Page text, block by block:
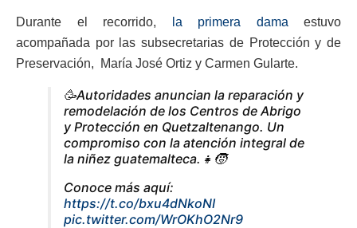
Durante el recorrido, la primera dama estuvo
acompañada por las subsecretarias de Protección y de
Preservación, María José Ortiz y Carmen Gularte.
🥳Autoridades anuncian la reparación y
remodelación de los Centros de Abrigo
y Protección en Quetzaltenango. Un
compromiso con la atención integral de
la niñez guatemalteca.👧🧒
Conoce más aquí:
https://t.co/bxu4dNkoNI
pic.twitter.com/WrOKhO2Nr9